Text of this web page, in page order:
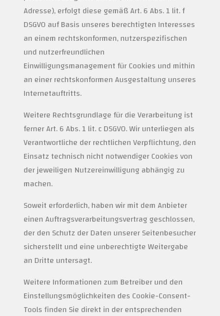
Adresse), erfolgt diese gemäß Art. 6 Abs. 1 lit. f
DSGVO auf Basis unseres berechtigten Interesses
an einem rechtskonformen, nutzerspezifischen
und nutzerfreundlichen
Einwilligungsmanagement für Cookies und mithin
an einer rechtskonformen Ausgestaltung unseres
Internetauftritts.
Weitere Rechtsgrundlage für die Verarbeitung ist
ferner Art. 6 Abs. 1 lit. c DSGVO. Wir unterliegen als
Verantwortliche der rechtlichen Verpflichtung, den
Einsatz technisch nicht notwendiger Cookies von
der jeweiligen Nutzereinwilligung abhängig zu
machen.
Soweit erforderlich, haben wir mit dem Anbieter
einen Auftragsverarbeitungsvertrag geschlossen,
der den Schutz der Daten unserer Seitenbesucher
sicherstellt und eine unberechtigte Weitergabe
an Dritte untersagt.
Weitere Informationen zum Betreiber und den
Einstellungsmöglichkeiten des Cookie-Consent-
Tools finden Sie direkt in der entsprechenden